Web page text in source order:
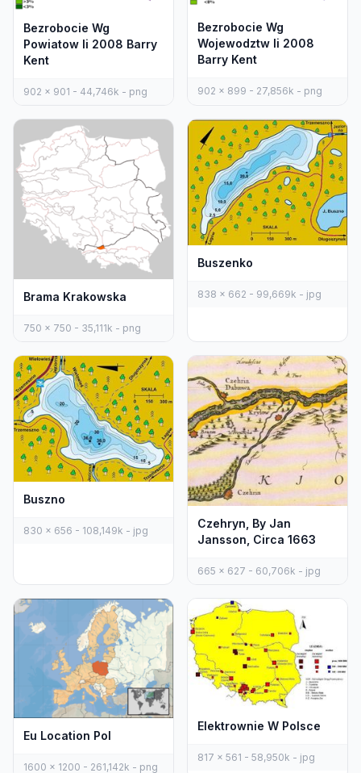
Bezrobocie Wg
Powiatow Ii 2008 Barry
Kent
902 x 901 - 44,746k - png
Bezrobocie Wg
Wojewodztw Ii 2008
Barry Kent
902 x 899 - 27,856k - png
Brama Krakowska
750 x 750 - 35,111k - png
Buszenko
838 x 662 - 99,669k - jpg
Buszno
830 x 656 - 108,149k - jpg
Czehryn, By Jan
Jansson, Circa 1663
665 x 627 - 60,706k - jpg
Eu Location Pol
1600 x 1200 - 261,142k - png
Elektrownie W Polsce
817 x 561 - 58,950k - jpg